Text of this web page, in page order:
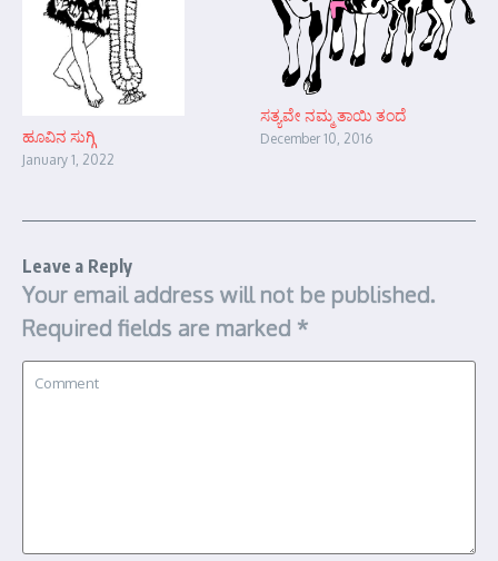
ಹೂವಿನ ಸುಗ್ಗಿ
January 1, 2022
ಸತ್ಯವೇ ನಮ್ಮ ತಾಯಿ ತಂದೆ
December 10, 2016
Leave a Reply
Your email address will not be published.
Required fields are marked *